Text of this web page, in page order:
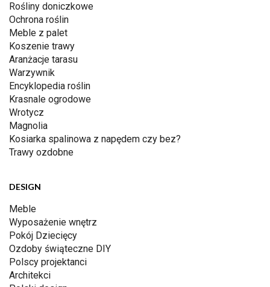
Rośliny doniczkowe
Ochrona roślin
Meble z palet
Koszenie trawy
Aranżacje tarasu
Warzywnik
Encyklopedia roślin
Krasnale ogrodowe
Wrotycz
Magnolia
Kosiarka spalinowa z napędem czy bez?
Trawy ozdobne
DESIGN
Meble
Wyposażenie wnętrz
Pokój Dziecięcy
Ozdoby świąteczne DIY
Polscy projektanci
Architekci